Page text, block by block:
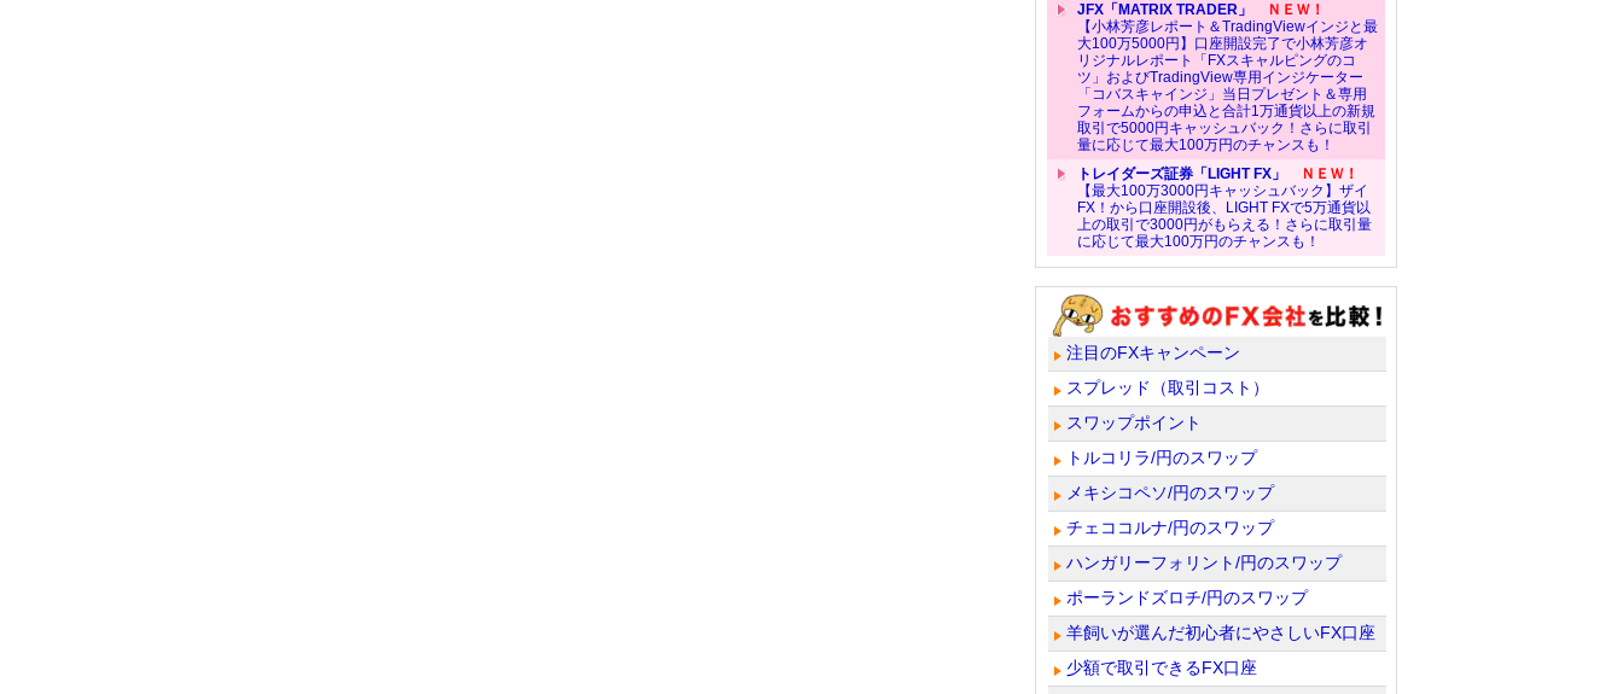
JFX「MATRIX TRADER」
ＮＥＷ！
【小林芳彦レポート＆TradingViewインジと最
大100万5000円】口座開設完了で小林芳彦オ
リジナルレポート「FXスキャルピングのコ
ツ」およびTradingView専用インジケーター
「コバスキャインジ」当日プレゼント＆専用
フォームからの申込と合計1万通貨以上の新規
取引で5000円キャッシュバック！さらに取引
量に応じて最大100万円のチャンスも！
トレイダーズ証券「LIGHT FX」
ＮＥＷ！
【最大100万3000円キャッシュバック】ザイ
FX！から口座開設後、LIGHT FXで5万通貨以
上の取引で3000円がもらえる！さらに取引量
に応じて最大100万円のチャンスも！
注目のFXキャンペーン
スプレッド（取引コスト）
スワップポイント
トルコリラ/円のスワップ
メキシコペソ/円のスワップ
チェココルナ/円のスワップ
ハンガリーフォリント/円のスワップ
ポーランドズロチ/円のスワップ
羊飼いが選んだ初心者にやさしいFX口座
少額で取引できるFX口座